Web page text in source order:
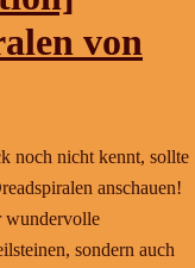
von
noch nicht kennt, sollte
anschauen!
wundervolle
sondern auch